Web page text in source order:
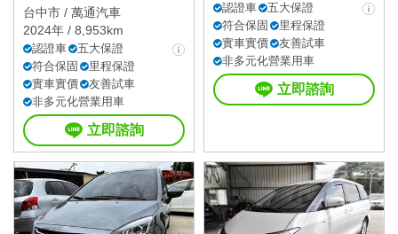
台中市 / 萬通汽車
2024年 / 8,953km
認證車
五大保證
符合保固
里程保證
實車實價
友善試車
非多元化營業用車
立即諮詢
認證車
五大保證
符合保固
里程保證
實車實價
友善試車
非多元化營業用車
立即諮詢